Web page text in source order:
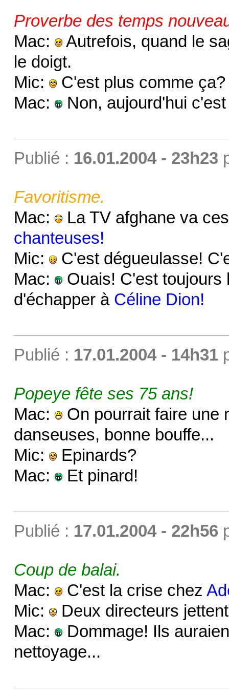
Proverbe des temps
Mac:
Autrefois, quand le
le doigt.
Mic:
C'est plus comme ça?
Mac:
Non, aujourd'hui c'est
Publié : 16.01.2004 - 23h23
Favoritisme.
Mac:
La TV afghane va
chanteuses!
Mic:
C'est dégueulasse!
Mac:
Ouais! C'est toujours
d'échapper à Céline Dion!
Publié : 17.01.2004 - 14h31
Popeye fête ses 75 ans!
Mac:
On pourrait faire une
danseuses, bonne bouffe...
Mic:
Epinards?
Mac:
Et pinard!
Publié : 17.01.2004 - 22h56
Coup de balai.
Mac:
C'est la crise chez
Mic:
Deux directeurs
Mac:
Dommage! Ils
nettoyage...